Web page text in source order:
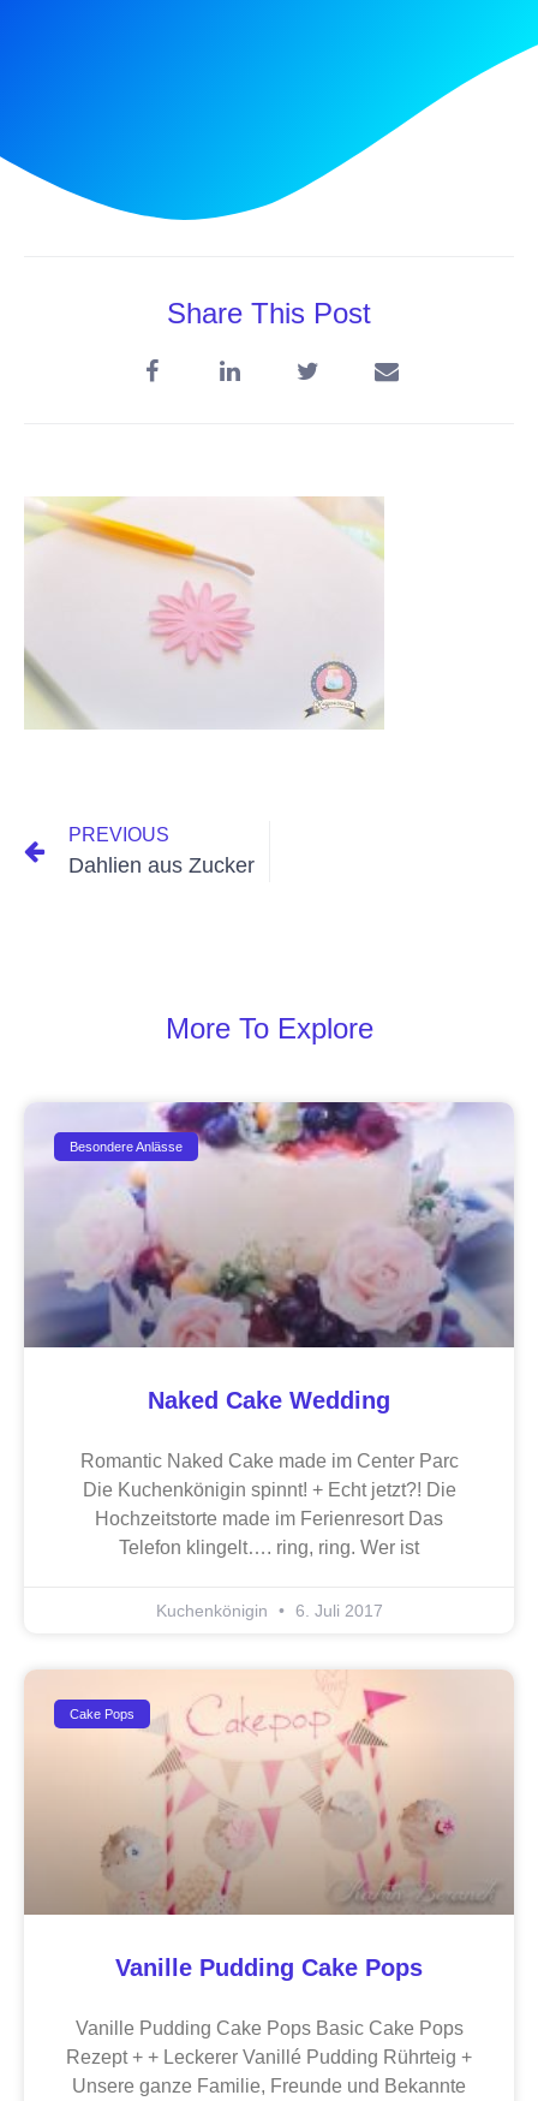
Share This Post
PREVIOUS
Dahlien aus Zucker
More To Explore
Besondere Anlässe
Naked Cake Wedding
Romantic Naked Cake made im Center Parc
Die Kuchenkönigin spinnt! + Echt jetzt?! Die
Hochzeitstorte made im Ferienresort Das
Telefon klingelt…. ring, ring. Wer ist
Kuchenkönigin 6. Juli 2017
Cake Pops
Vanille Pudding Cake Pops
Vanille Pudding Cake Pops Basic Cake Pops
Rezept + + Leckerer Vanillé Pudding Rührteig +
Unsere ganze Familie, Freunde und Bekannte